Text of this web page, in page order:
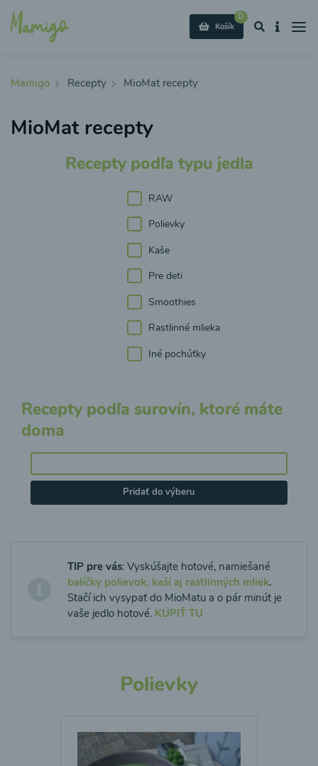
0
Košík
Mamigo Recepty MioMat recepty
MioMat recepty
Recepty podľa typu jedla
RAW
Polievky
Kaše
Pre deti
Smoothies
Rastlinné mlieka
Iné pochúťky
Recepty podľa surovín, ktoré máte
doma
Pridať do výberu
TIP pre vás: Vyskúšajte hotové, namiešané
balíčky polievok, kaší aj rastlinných mliek.
Stačí ich vysypať do MioMatu a o pár minút je
vaše jedlo hotové. KÚPIŤ TU
Polievky